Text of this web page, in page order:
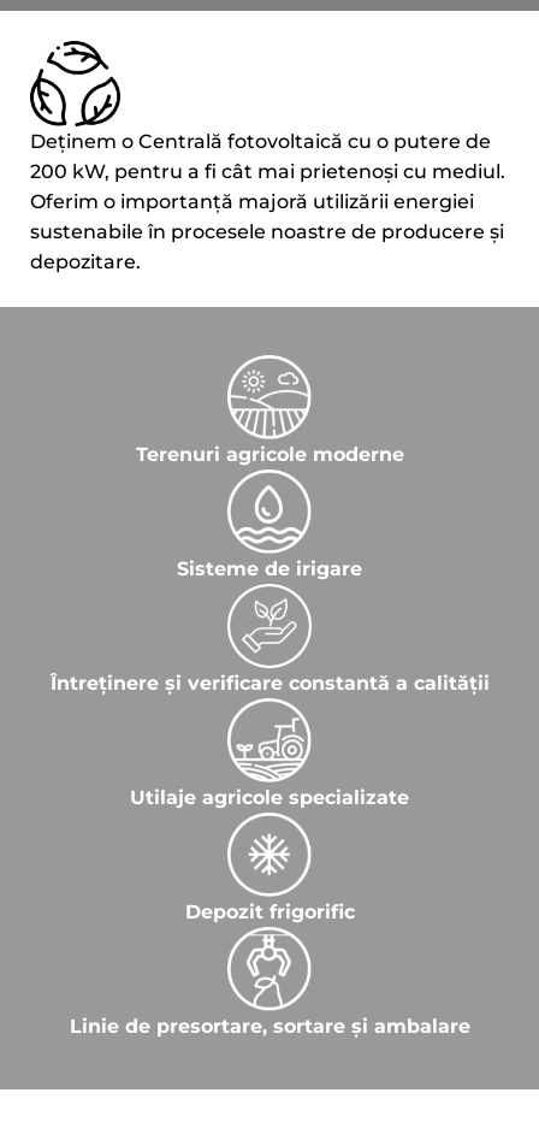
Deținem o Centrală fotovoltaică cu o putere de
200 kW, pentru a fi cât mai prietenoși cu mediul.
Oferim o importanță majoră utilizării energiei
sustenabile în procesele noastre de producere și
depozitare.
Terenuri agricole moderne
Sisteme de irigare
Întreținere și verificare constantă a calității
Utilaje agricole specializate
Depozit frigorific
Linie de presortare, sortare și ambalare